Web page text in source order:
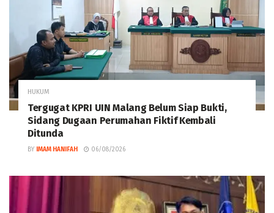
HUKUM
Tergugat KPRI UIN Malang Belum Siap Bukti,
Sidang Dugaan Perumahan Fiktif Kembali
Ditunda
BY IMAM HANIFAH 06/08/2026